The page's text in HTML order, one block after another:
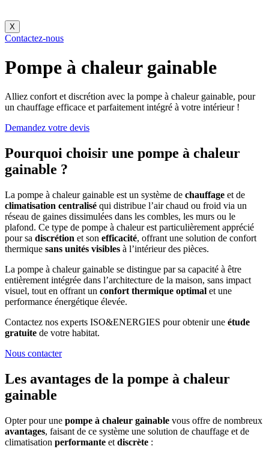
X
Contactez-nous
Pompe à chaleur gainable
Alliez confort et discrétion avec la pompe à chaleur gainable, pour
un chauffage efficace et parfaitement intégré à votre intérieur !
Demandez votre devis
Pourquoi choisir une pompe à chaleur
gainable ?
La pompe à chaleur gainable est un système de chauffage et de
climatisation centralisé qui distribue l’air chaud ou froid via un
réseau de gaines dissimulées dans les combles, les murs ou le
plafond. Ce type de pompe à chaleur est particulièrement apprécié
pour sa discrétion et son efficacité, offrant une solution de confort
thermique sans unités visibles à l’intérieur des pièces.
La pompe à chaleur gainable se distingue par sa capacité à être
entièrement intégrée dans l’architecture de la maison, sans impact
visuel, tout en offrant un confort thermique optimal et une
performance énergétique élevée.
Contactez nos experts ISO&ENERGIES pour obtenir une étude
gratuite de votre habitat.
Nous contacter
Les avantages de la pompe à chaleur
gainable
Opter pour une pompe à chaleur gainable vous offre de nombreux
avantages, faisant de ce système une solution de chauffage et de
climatisation performante et discrète :